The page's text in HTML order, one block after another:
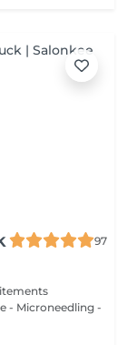
97
- Microneedling -